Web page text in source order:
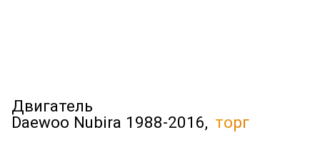
Двигатель
Daewoo Nubira 1988-2016, торг